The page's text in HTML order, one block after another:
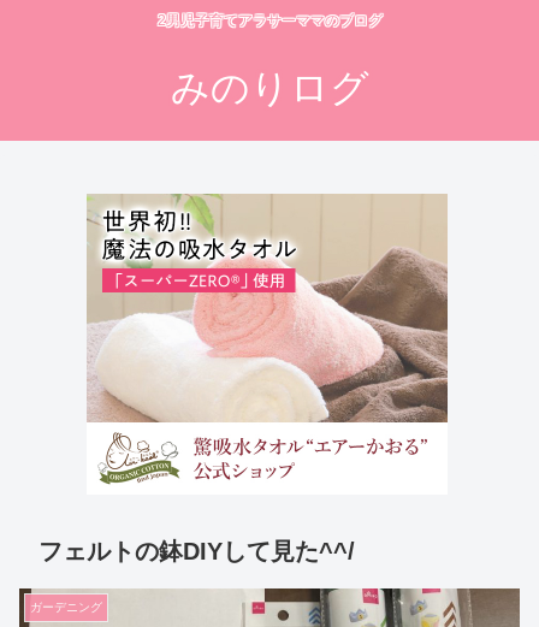
2男児子育てアラサーママのブログ
みのりログ
フェルトの鉢DIYして見た^^/
ガーデニング